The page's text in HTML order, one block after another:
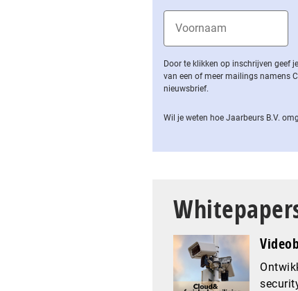
Door te klikken op inschrijven geef
van een of meer mailings namens
nieuwsbrief.
Wil je weten hoe Jaarbeurs B.V.